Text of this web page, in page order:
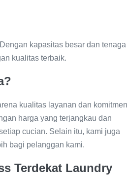
kapasitas besar dan tenaga
kualitas terbaik.
kualitas layanan dan komitmen
harga yang terjangkau dan
cucian. Selain itu, kami juga
bagi pelanggan kami.
Terdekat Laundry